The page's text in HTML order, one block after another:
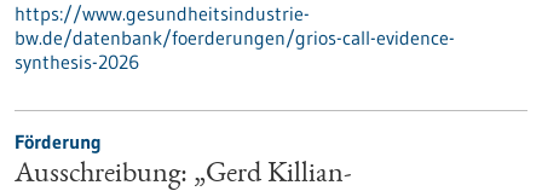
https://www.gesundheitsindustrie-
bw.de/datenbank/foerderungen/grios-call-evidence-
synthesis-2026
Förderung
Ausschreibung: „Gerd Killian-